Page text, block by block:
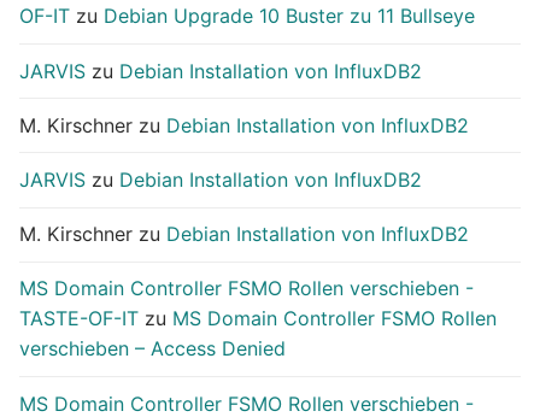
OF-IT zu Debian Upgrade 10 Buster zu 11 Bullseye
JARVIS zu Debian Installation von InfluxDB2
M. Kirschner zu Debian Installation von InfluxDB2
JARVIS zu Debian Installation von InfluxDB2
M. Kirschner zu Debian Installation von InfluxDB2
MS Domain Controller FSMO Rollen verschieben -
TASTE-OF-IT zu MS Domain Controller FSMO Rollen
verschieben – Access Denied
MS Domain Controller FSMO Rollen verschieben -